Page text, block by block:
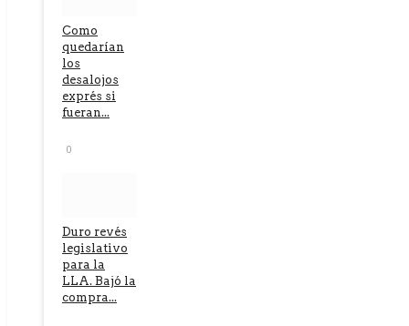
Como
quedarían
los
desalojos
exprés si
fueran...
0
Duro revés
legislativo
para la
LLA. Bajó la
compra...